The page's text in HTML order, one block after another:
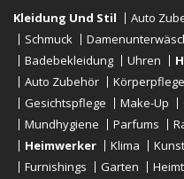
Kleidung Und Stil Auto
Schmuck
Badebekleidung
Uhren
Auto Zubehör
Gesichtspflege
Make-Up
Mundhygiene
Parfums
Heimwerker
Klima
Furnishings
Garten